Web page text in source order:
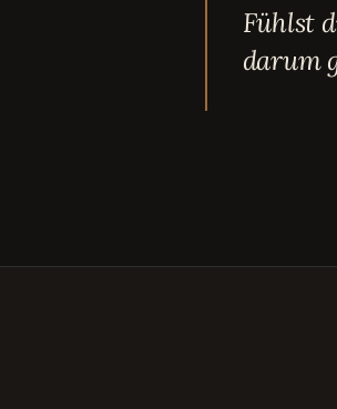
Fühlst
darum